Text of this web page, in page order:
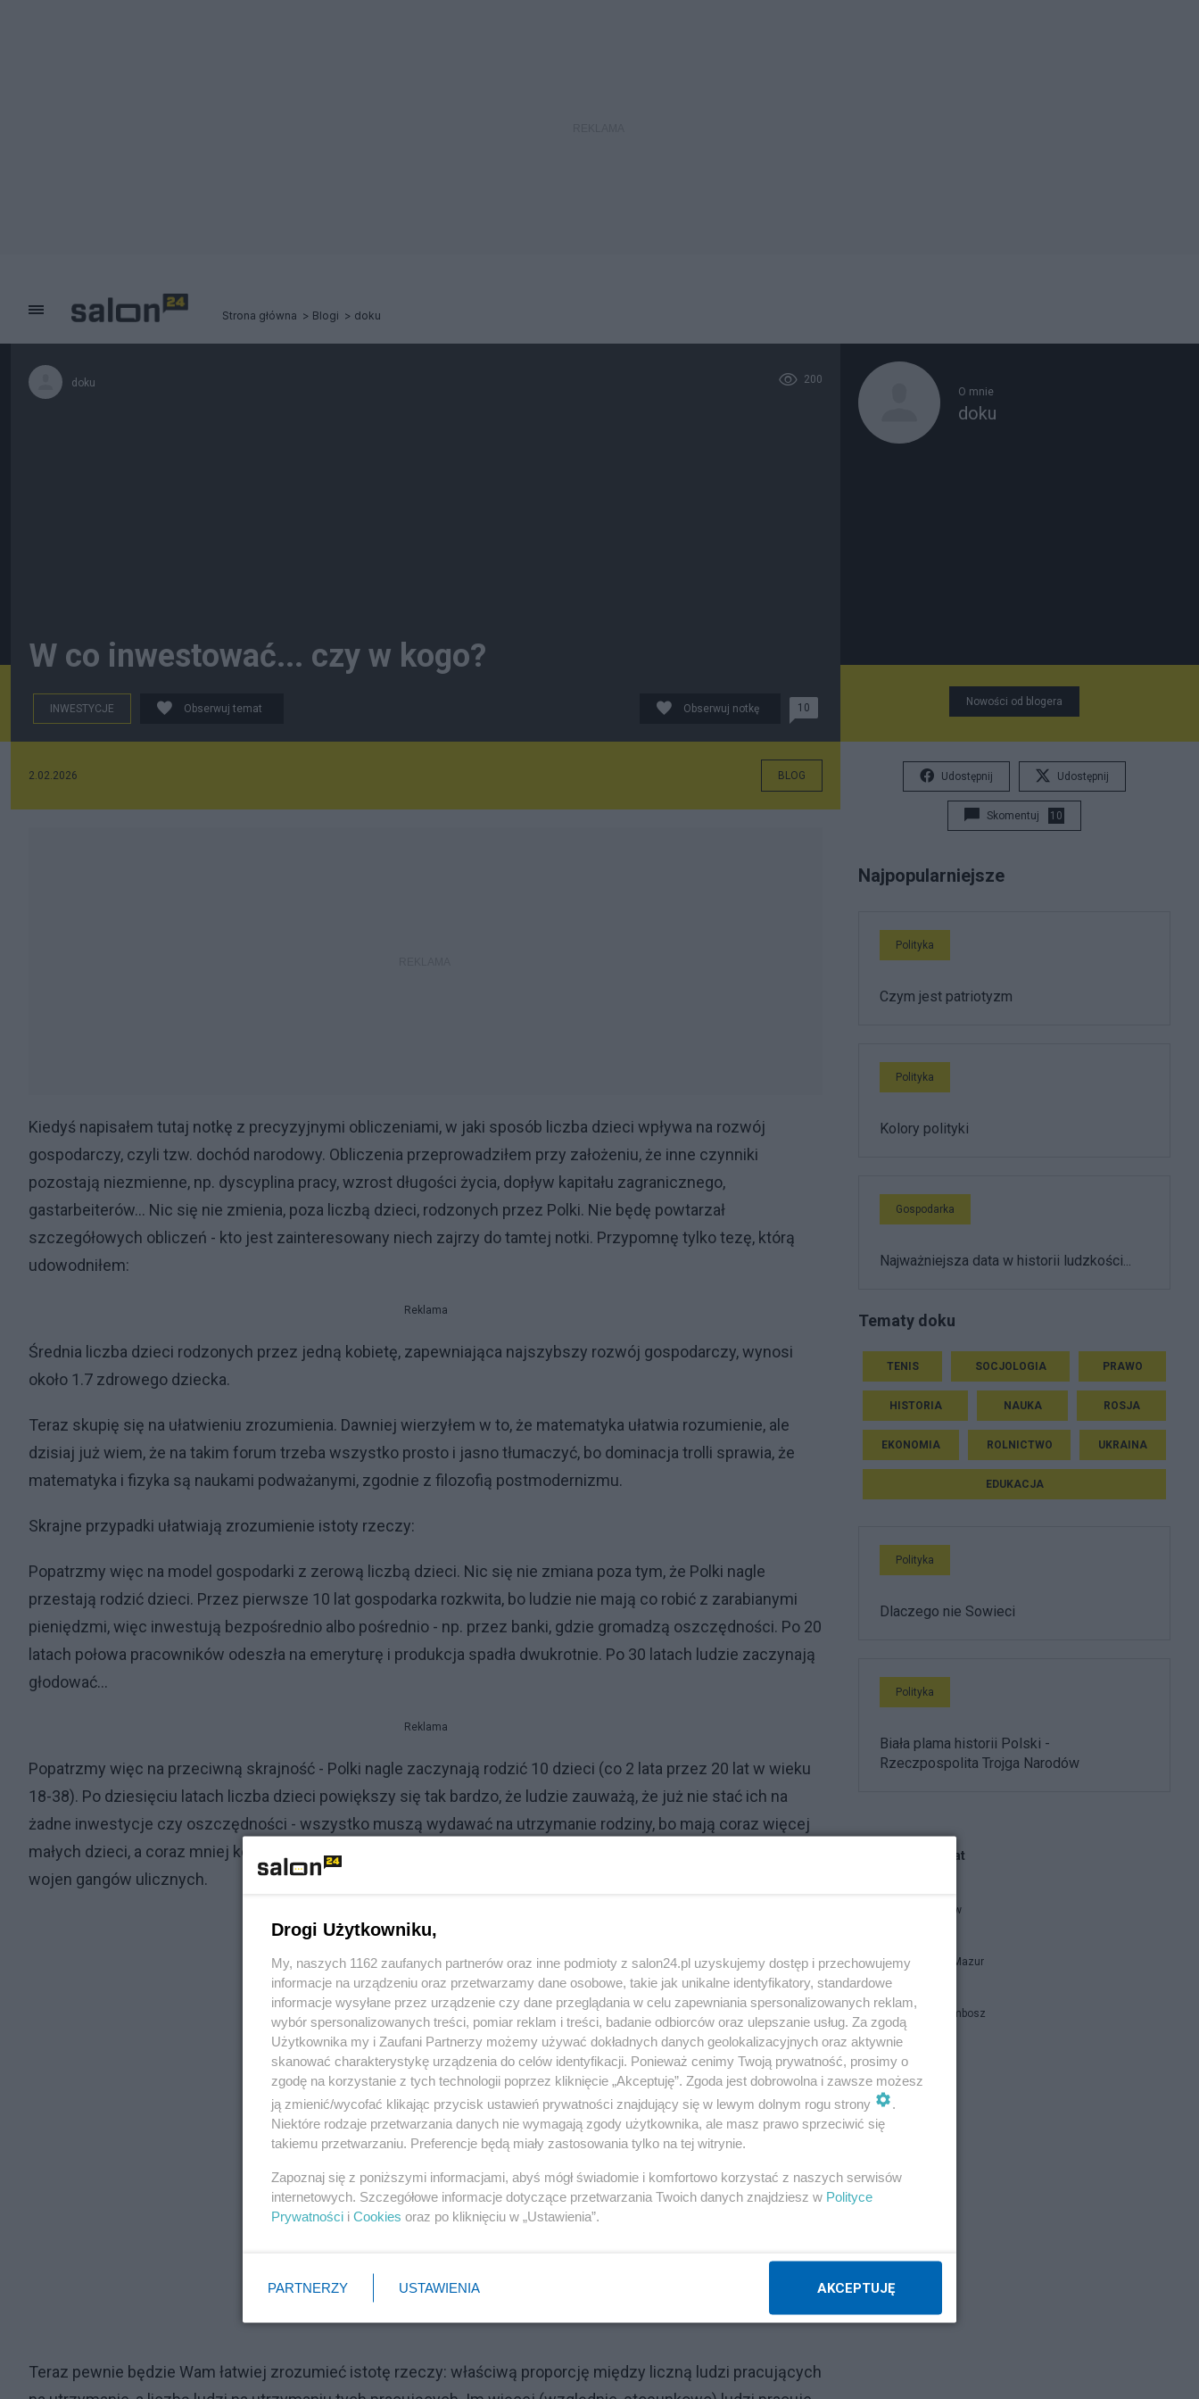
Strona główna Blogi doku
doku 200
W co inwestować... czy w kogo?
INWESTYCJE Obserwuj temat Obserwuj notkę 10
2.02.2026 BLOG
Kiedyś napisałem tutaj notkę z precyzyjnymi obliczeniami, w jaki sposób liczba dzieci wpływa na rozwój
gospodarczy, czyli tzw. dochód narodowy. Obliczenia przeprowadziłem przy założeniu, że inne czynniki
pozostają niezmienne, np. dyscyplina pracy, wzrost długości życia, dopływ kapitału zagranicznego,
gastarbeiterów... Nic się nie zmienia, poza liczbą dzieci, rodzonych przez Polki. Nie będę powtarzał
szczegółowych obliczeń - kto jest zainteresowany niech zajrzy do tamtej notki. Przypomnę tylko tezę, którą
udowodniłem:
Reklama
Średnia liczba dzieci rodzonych przez jedną kobietę, zapewniająca najszybszy rozwój gospodarczy, wynosi
około 1.7 zdrowego dziecka.
Teraz skupię się na ułatwieniu zrozumienia. Dawniej wierzyłem w to, że matematyka ułatwia rozumienie, ale
dzisiaj już wiem, że na takim forum trzeba wszystko prosto i jasno tłumaczyć, bo dominacja trolli sprawia, że
matematyka i fizyka są naukami podważanymi, zgodnie z filozofią postmodernizmu.
Skrajne przypadki ułatwiają zrozumienie istoty rzeczy:
Popatrzmy więc na model gospodarki z zerową liczbą dzieci. Nic się nie zmiana poza tym, że Polki nagle
przestają rodzić dzieci. Przez pierwsze 10 lat gospodarka rozkwita, bo ludzie nie mają co robić z zarabianymi
pieniędzmi, więc inwestują bezpośrednio albo pośrednio - np. przez banki, gdzie gromadzą oszczędności. Po 20
latach połowa pracowników odeszła na emeryturę i produkcja spadła dwukrotnie. Po 30 latach ludzie zaczynają
głodować...
Reklama
Popatrzmy więc na przeciwną skrajność - Polki nagle zaczynają rodzić 10 dzieci (co 2 lata przez 20 lat w wieku
18-38). Po dziesięciu latach liczba dzieci powiększy się tak bardzo, że ludzie zauważą, że już nie stać ich na
żadne inwestycje czy oszczędności - wszystko muszą wydawać na utrzymanie rodziny, bo mają coraz więcej
małych dzieci, a coraz mniej kobiet pracuje zawodowo. Po 20 latach dzieci masowo umierają z głodu, chorób i
wojen gangów ulicznych.
Teraz pewnie będzie Wam łatwiej zrozumieć istotę rzeczy: właściwą proporcję między liczną ludzi pracujących
O mnie
doku
Nowości od blogera
Udostępnij Udostępnij
Skomentuj 10
Najpopularniejsze
Polityka
Czym jest patriotyzm
Polityka
Kolory polityki
Gospodarka
Najważniejsza data w historii ludzkości...
Tematy doku
TENIS SOCJOLOGIA PRAWO
HISTORIA NAUKA ROSJA
EKONOMIA ROLNICTWO UKRAINA
EDUKACJA
Polityka
Dlaczego nie Sowieci
Polityka
Biała plama historii Polski -
Rzeczpospolita Trojga Narodów
Blogi na ten temat
threeme-ww
Bogusław Mazur
Piotr Strzembosz
Napisz notkę
Drogi Użytkowniku,
My, naszych 1162 zaufanych partnerów oraz inne podmioty z salon24.pl uzyskujemy dostęp i przechowujemy
informacje na urządzeniu oraz przetwarzamy dane osobowe, takie jak unikalne identyfikatory, standardowe
informacje wysyłane przez urządzenie czy dane przeglądania w celu zapewniania spersonalizowanych reklam,
wybór spersonalizowanych treści, pomiar reklam i treści, badanie odbiorców oraz ulepszanie usług. Za zgodą
Użytkownika my i Zaufani Partnerzy możemy używać dokładnych danych geolokalizacyjnych oraz aktywnie
skanować charakterystykę urządzenia do celów identyfikacji. Ponieważ cenimy Twoją prywatność, prosimy o
zgodę na korzystanie z tych technologii poprzez kliknięcie „Akceptuję”. Zgoda jest dobrowolna i zawsze możesz
ją zmienić/wycofać klikając przycisk ustawień prywatności znajdujący się w lewym dolnym rogu strony
.
Niektóre rodzaje przetwarzania danych nie wymagają zgody użytkownika, ale masz prawo sprzeciwić się
takiemu przetwarzaniu. Preferencje będą miały zastosowania tylko na tej witrynie.
Zapoznaj się z poniższymi informacjami, abyś mógł świadomie i komfortowo korzystać z naszych serwisów
internetowych. Szczegółowe informacje dotyczące przetwarzania Twoich danych znajdziesz w Polityce
Prywatności i Cookies oraz po kliknięciu w „Ustawienia”.
PARTNERZY USTAWIENIA AKCEPTUJĘ